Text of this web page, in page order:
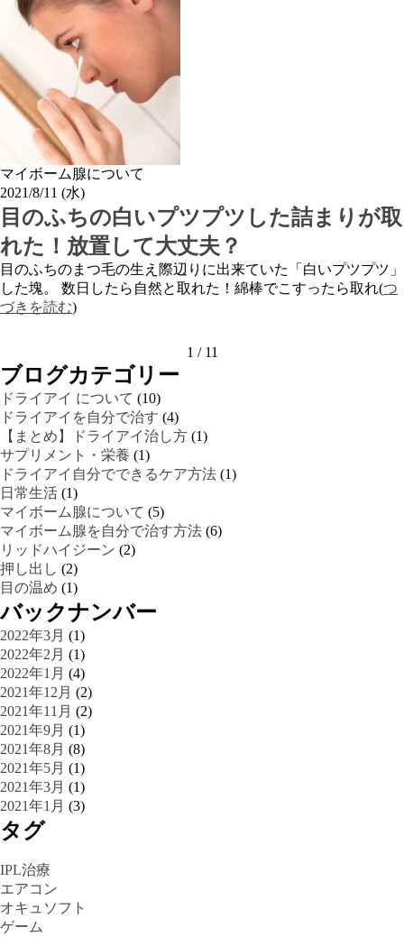
マイボーム腺について
2021/8/11 (水)
目のふちの白いプツプツした詰まりが取
れた！放置して大丈夫？
目のふちのまつ毛の生え際辺りに出来ていた「白いプツプツ」
した塊。 数日したら自然と取れた！綿棒でこすったら取れ(つ
づきを読む)
1 / 11
ブログカテゴリー
ドライアイ について (10)
ドライアイを自分で治す (4)
【まとめ】ドライアイ治し方 (1)
サプリメント・栄養 (1)
ドライアイ自分でできるケア方法 (1)
日常生活 (1)
マイボーム腺について (5)
マイボーム腺を自分で治す方法 (6)
リッドハイジーン (2)
押し出し (2)
目の温め (1)
バックナンバー
2022年3月 (1)
2022年2月 (1)
2022年1月 (4)
2021年12月 (2)
2021年11月 (2)
2021年9月 (1)
2021年8月 (8)
2021年5月 (1)
2021年3月 (1)
2021年1月 (3)
タグ
IPL治療
エアコン
オキュソフト
ゲーム